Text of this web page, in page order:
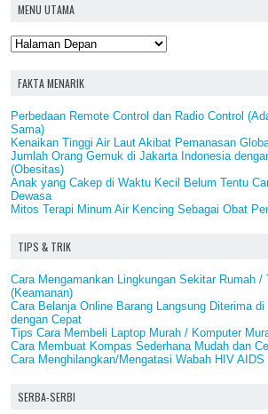
MENU UTAMA
FAKTA MENARIK
Perbedaan Remote Control dan Radio Control
Sama)
Kenaikan Tinggi Air Laut Akibat Pemanasan
Jumlah Orang Gemuk di Jakarta Indonesia
(Obesitas)
Anak yang Cakep di Waktu Kecil Belum Tentu
Dewasa
Mitos Terapi Minum Air Kencing Sebagai Obat
TIPS & TRIK
Cara Mengamankan Lingkungan Sekitar Rumah /
(Keamanan)
Cara Belanja Online Barang Langsung Diterima
dengan Cepat
Tips Cara Membeli Laptop Murah / Komputer
Cara Membuat Kompas Sederhana Mudah dan
Cara Menghilangkan/Mengatasi Wabah HIV
SERBA-SERBI